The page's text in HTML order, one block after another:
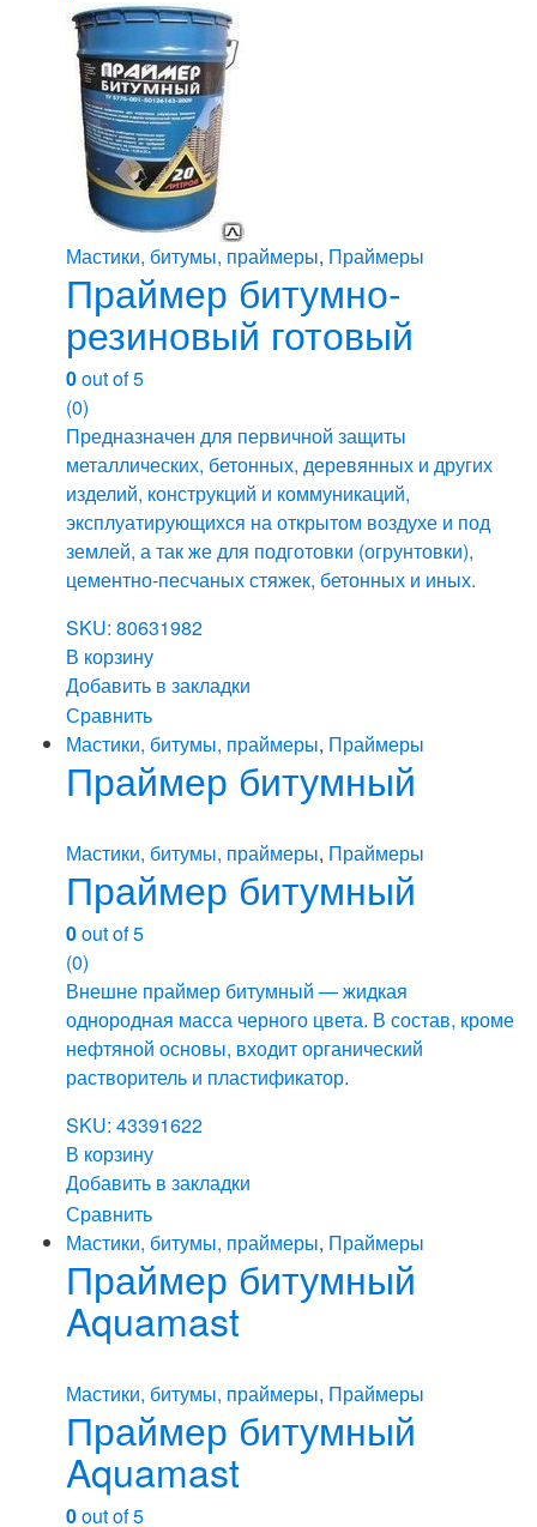
Мастики, битумы, праймеры, Праймеры
Праймер битумно-
резиновый готовый
0out of 5
(0)
Предназначен для первичной защиты
металлических, бетонных, деревянных и других
изделий, конструкций и коммуникаций,
эксплуатирующихся на открытом воздухе и под
землей, а так же для подготовки (огрунтовки),
цементно-песчаных стяжек, бетонных и иных.
SKU: 80631982
В корзину
Добавить в закладки
Сравнить
Мастики, битумы, праймеры, Праймеры
Праймер битумный
Мастики, битумы, праймеры, Праймеры
Праймер битумный
0out of 5
(0)
Внешне праймер битумный — жидкая
однородная масса черного цвета. В состав, кроме
нефтяной основы, входит органический
растворитель и пластификатор.
SKU: 43391622
В корзину
Добавить в закладки
Сравнить
Мастики, битумы, праймеры, Праймеры
Праймер битумный
Aquamast
Мастики, битумы, праймеры, Праймеры
Праймер битумный
Aquamast
0out of 5